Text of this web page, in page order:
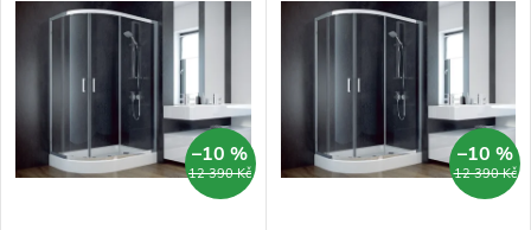
z
e
n
í
Nejprodávanější
Abecedně
ý
p
i
12 390 Kč
–10 %
12 390 Kč
–10 %